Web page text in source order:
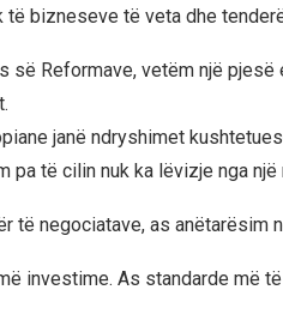
të bizneseve të veta dhe
së Reformave, vetëm një pjesë
janë ndryshimet
pa të cilin nuk ka lëvizje nga një
të negociatave, as anëtarësim
investime. As standarde më